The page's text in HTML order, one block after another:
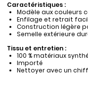
Caractéristiques :
Modèle aux couleurs
Enfilage et retrait
Construction légère
Semelle extérieure
Tissu et entretien :
100 % matériaux
Importé
Nettoyer avec un